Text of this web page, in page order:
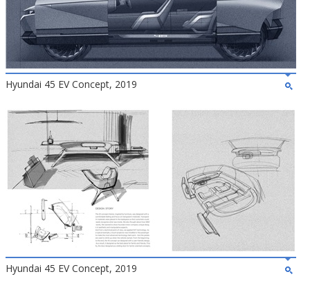
Hyundai 45 EV Concept, 2019
Hyundai 45 EV Concept, 2019